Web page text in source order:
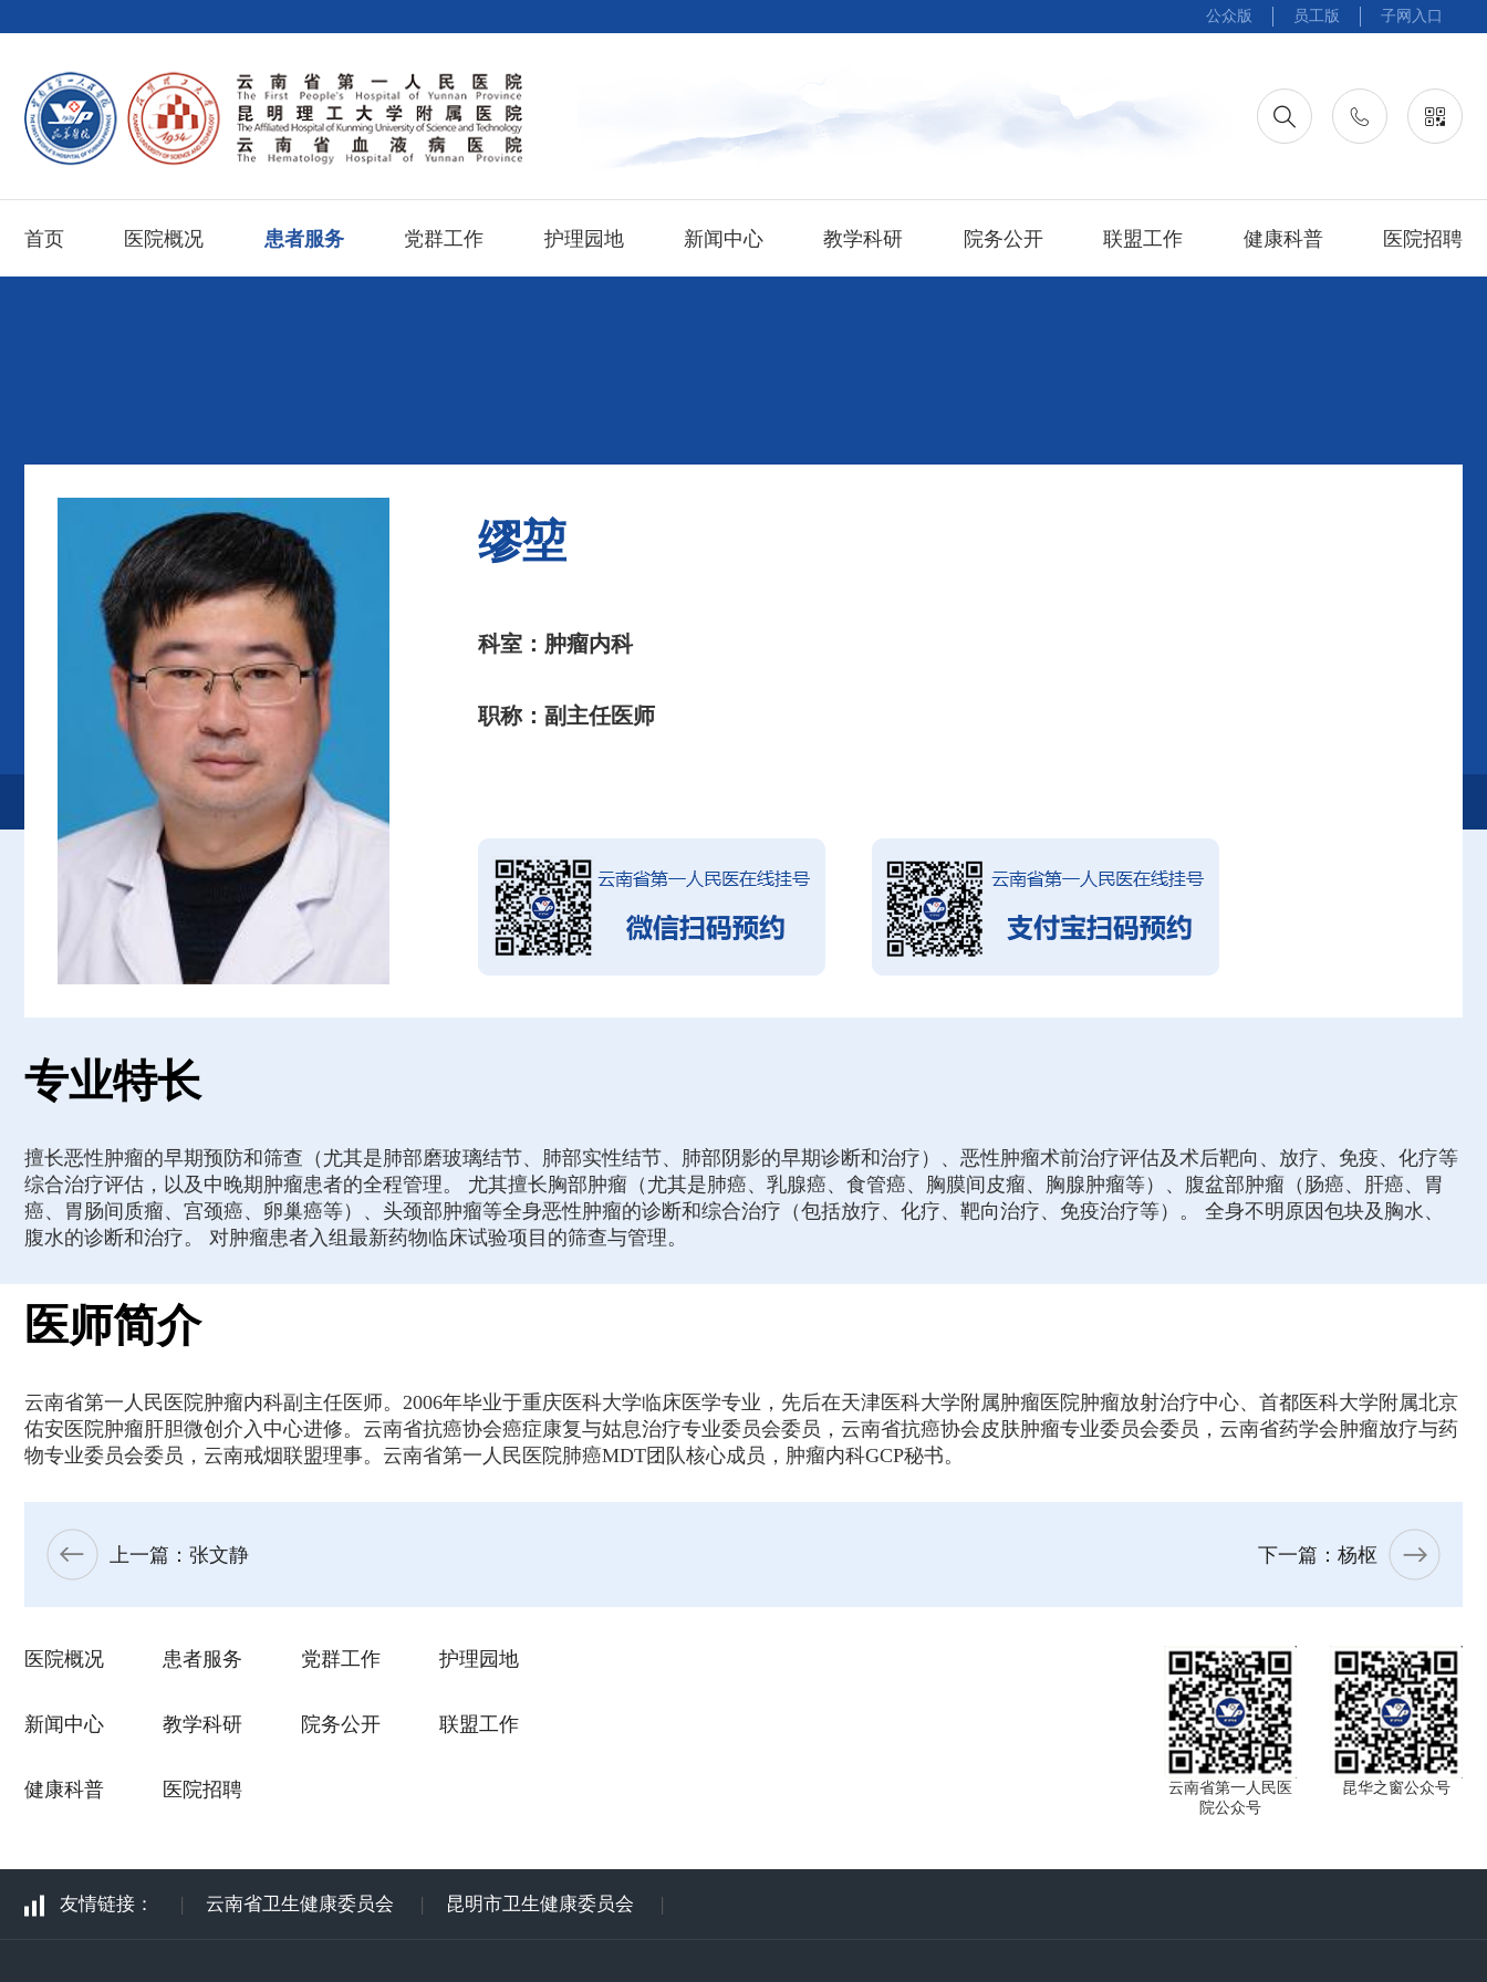
公众版 员工版 子网入口
首页 医院概况 患者服务 党群工作 护理园地 新闻中心 教学科研 院务公开 联盟工作 健康科普 医院招聘
就诊服务 专家介绍 肿瘤内科
缪堃
科室：肿瘤内科
职称：副主任医师
专业特长
擅长恶性肿瘤的早期预防和筛查（尤其是肺部磨玻璃结节、肺部实性结节、肺部阴影的早期诊断和治疗）、恶性肿瘤术前治疗评估及术后靶向、放疗、免疫、化疗等
综合治疗评估，以及中晚期肿瘤患者的全程管理。 尤其擅长胸部肿瘤（尤其是肺癌、乳腺癌、食管癌、胸膜间皮瘤、胸腺肿瘤等）、腹盆部肿瘤（肠癌、肝癌、胃
癌、胃肠间质瘤、宫颈癌、卵巢癌等）、头颈部肿瘤等全身恶性肿瘤的诊断和综合治疗（包括放疗、化疗、靶向治疗、免疫治疗等）。 全身不明原因包块及胸水、
腹水的诊断和治疗。 对肿瘤患者入组最新药物临床试验项目的筛查与管理。
医师简介
云南省第一人民医院肿瘤内科副主任医师。2006年毕业于重庆医科大学临床医学专业，先后在天津医科大学附属肿瘤医院肿瘤放射治疗中心、首都医科大学附属北京
佑安医院肿瘤肝胆微创介入中心进修。云南省抗癌协会癌症康复与姑息治疗专业委员会委员，云南省抗癌协会皮肤肿瘤专业委员会委员，云南省药学会肿瘤放疗与药
物专业委员会委员，云南戒烟联盟理事。云南省第一人民医院肺癌MDT团队核心成员，肿瘤内科GCP秘书。
上一篇：张文静 下一篇：杨枢
医院概况 患者服务 党群工作 护理园地
新闻中心 教学科研 院务公开 联盟工作
健康科普 医院招聘
云南省第一人民医
院公众号
昆华之窗公众号
友情链接： | 云南省卫生健康委员会 | 昆明市卫生健康委员会 |